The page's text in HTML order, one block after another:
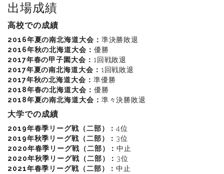
出場成績
高校での成績
2016年夏の南北海道大会： 準決勝敗退
2016年秋の北海道大会： 優勝
2017年春の甲子園大会： 1回戦敗退
2017年夏の南北海道大会： 1回戦敗退
2017年秋の北海道大会： 準優勝
2018年春の北海道大会： 優勝
2018年夏の南北海道大会： 準々決勝敗退
大学での成績
2019年春季リーグ戦（二部）：4位
2019年秋季リーグ戦（二部）： 3位
2020年春季リーグ戦（二部）：中止
2020年秋季リーグ戦（二部）： 3位
2021年春季リーグ戦（二部）：中止